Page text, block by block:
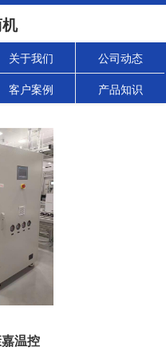
关于我们 公司动态
客户案例 产品知识
温控